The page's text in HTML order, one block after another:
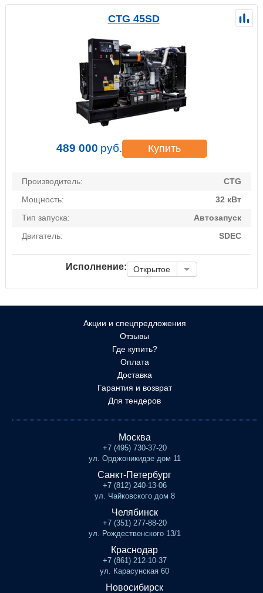
CTG 45SD
489 000 руб. Купить
Производитель:
CTG
Мощность:
32 кВт
Тип запуска:
Автозапуск
Двигатель:
SDEC
Исполнение: Открытое
Акции и спецпредложения
Отзывы
Где купить?
Оплата
Доставка
Гарантия и возврат
Для тендеров
Москва
+7 (495) 730-37-20
ул. Орджоникидзе дом 11
Санкт-Петербург
+7 (812) 240-13-06
ул. Чайковского дом 8
Челябинск
+7 (351) 277-88-20
ул. Рождественского 13/1
Краснодар
+7 (861) 212-10-37
ул. Карасунская 60
Новосибирск